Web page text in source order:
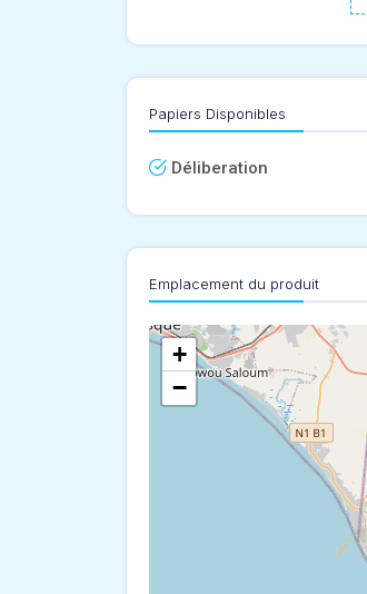
Papiers Disponibles
Déliberation
Emplacement du produit
+
−